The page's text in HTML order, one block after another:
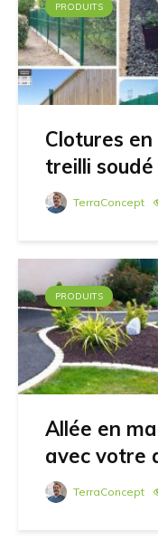
PRODUITS
Clotures
treilli soudé
TerraConcept
PRODUITS
Allée en
avec votre
TerraConcept